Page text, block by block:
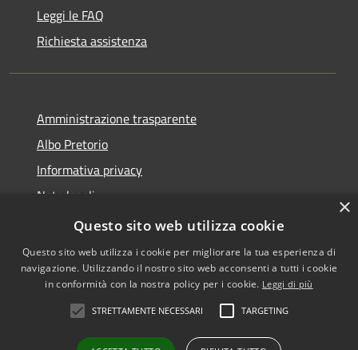
Leggi le FAQ
Richiesta assistenza
Amministrazione trasparente
Albo Pretorio
Informativa privacy
Note legali
Dichiarazione di accessibilità
Accessibilità
Copyright © 2026 • Comune di
Falerone • Powered by
Municipium•
×
Questo sito web utilizza cookie
Questo sito web utilizza i cookie per migliorare la tua esperienza di
navigazione. Utilizzando il nostro sito web acconsenti a tutti i cookie
in conformità con la nostra policy per i cookie. Leggi di più
STRETTAMENTE NECESSARI TARGETING